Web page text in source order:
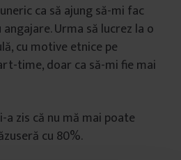
ca să ajung să-mi fac
Urma să lucrez la o
cu motive etnice pe
time, doar ca să-mi fie mai
zis că nu mă mai poate
cu 80%.